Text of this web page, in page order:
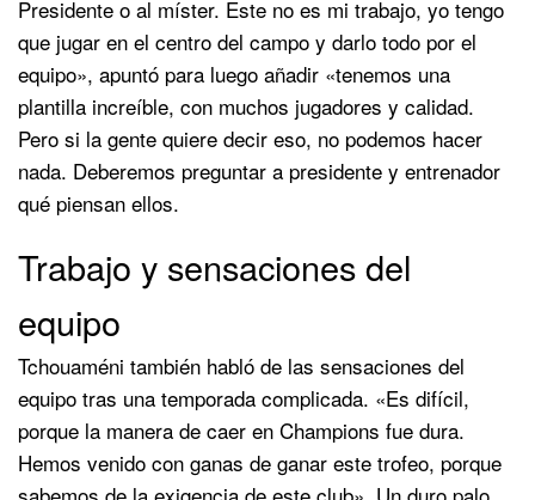
Presidente o al míster. Este no es mi trabajo, yo tengo
que jugar en el centro del campo y darlo todo por el
equipo», apuntó para luego añadir «tenemos una
plantilla increíble, con muchos jugadores y calidad.
Pero si la gente quiere decir eso, no podemos hacer
nada. Deberemos preguntar a presidente y entrenador
qué piensan ellos.
Trabajo y sensaciones del
equipo
Tchouaméni también habló de las sensaciones del
equipo tras una temporada complicada. «Es difícil,
porque la manera de caer en Champions fue dura.
Hemos venido con ganas de ganar este trofeo, porque